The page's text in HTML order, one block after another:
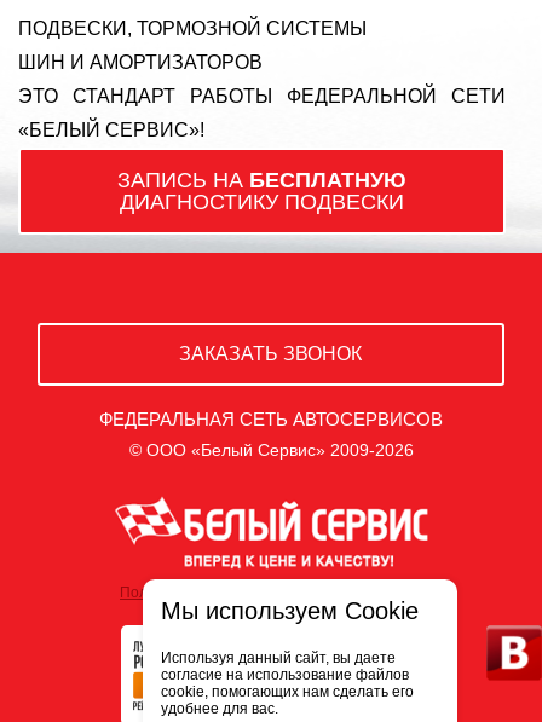
ПОДВЕСКИ, ТОРМОЗНОЙ СИСТЕМЫ
ШИН И АМОРТИЗАТОРОВ
ЭТО СТАНДАРТ РАБОТЫ ФЕДЕРАЛЬНОЙ СЕТИ
«БЕЛЫЙ СЕРВИС»!
ЗАПИСЬ НА БЕСПЛАТНУЮ
ДИАГНОСТИКУ ПОДВЕСКИ
ЗАКАЗАТЬ ЗВОНОК
ФЕДЕРАЛЬНАЯ СЕТЬ АВТОСЕРВИСОВ
© ООО «Белый Сервис» 2009-2026
Политика обработки персональных данных
Мы используем Cookie
Используя данный сайт, вы даете
согласие на использование файлов
cookie, помогающих нам сделать его
удобнее для вас.